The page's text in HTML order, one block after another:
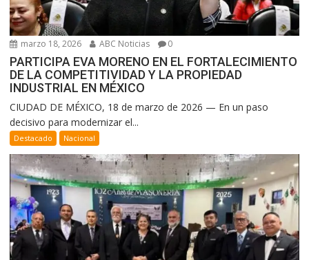
marzo 18, 2026 ABC Noticias 0
PARTICIPA EVA MORENO EN EL FORTALECIMIENTO
DE LA COMPETITIVIDAD Y LA PROPIEDAD
INDUSTRIAL EN MÉXICO
CIUDAD DE MÉXICO, 18 de marzo de 2026 — En un paso
decisivo para modernizar el...
Destacado Nacional